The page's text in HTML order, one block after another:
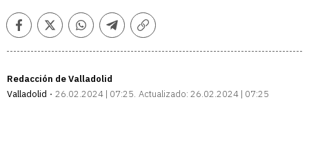
FacebookTwitterWhatsappTelegramCopiar
Redacción de Valladolid
Valladolid
26.02.2024 | 07:25 Actualizado: 26.02.2024 | 07:25